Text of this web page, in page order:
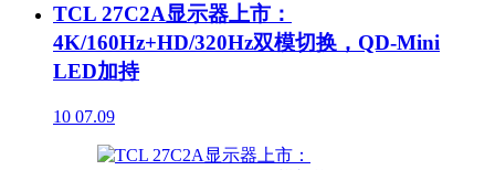
TCL 27C2A显示器上市：
4K/160Hz+HD/320Hz双模切换，QD-Mini
LED加持
10 07.09